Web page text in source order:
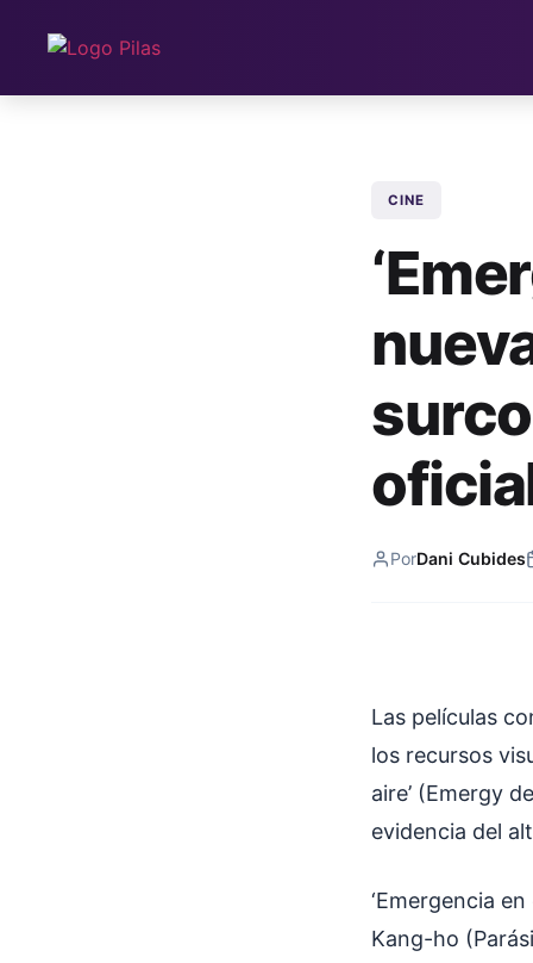
CINE
PorDani Cubides
Las películas
los recursos
aire’ (Emergy
evidencia del
‘Emergencia
Kang-ho